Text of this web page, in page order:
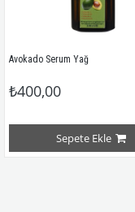
Avokado Serum Yağ
₺400,00
Sepete Ekle